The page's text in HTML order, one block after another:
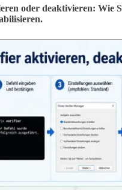
oder deaktivieren: Wie